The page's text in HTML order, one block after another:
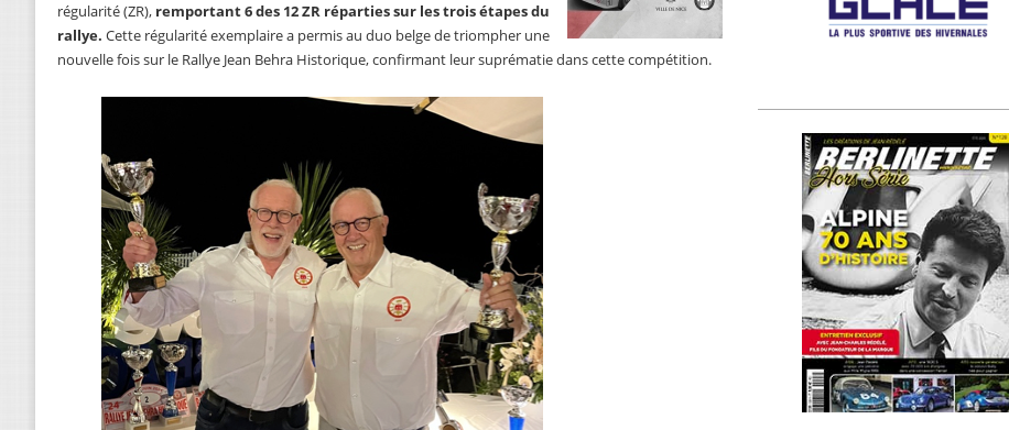
régularité (ZR), remportant 6 des 12 ZR réparties sur les trois étapes du
rallye. Cette régularité exemplaire a permis au duo belge de triompher une
nouvelle fois sur le Rallye Jean Behra Historique, confirmant leur suprématie dans cette compétition.